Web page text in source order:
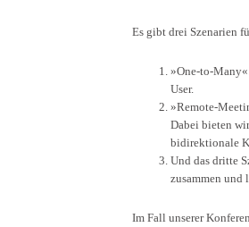
Es gibt drei Szenarien
»One-to-
User.
»Remote-
Dabei bieten
bidirektionale
Und das dritte
zusammen und
Im Fall unserer